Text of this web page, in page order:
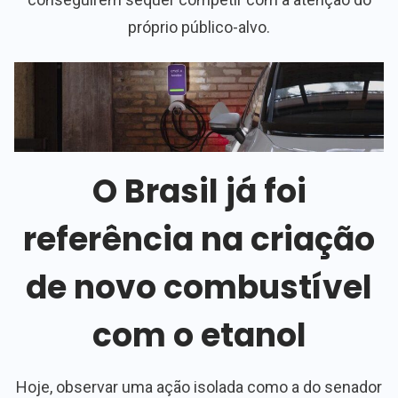
próprio público-alvo.
O Brasil já foi
referência na criação
de novo combustível
com o etanol
Hoje, observar uma ação isolada como a do senador